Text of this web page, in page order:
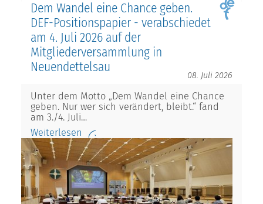
Dem Wandel eine Chance geben.
DEF-Positionspapier - verabschiedet
am 4. Juli 2026 auf der
Mitgliederversammlung in
Neuendettelsau
08. Juli 2026
Unter dem Motto „Dem Wandel eine Chance
geben. Nur wer sich verändert, bleibt.“ fand
am 3./4. Juli…
Weiterlesen